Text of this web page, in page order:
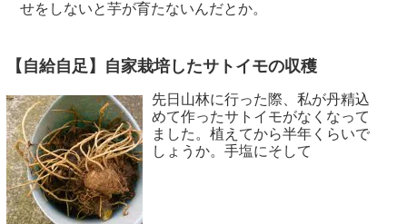
せをしないと芋が育たないんだとか。
【自給自足】自家栽培したサトイモの収穫
先日山林に行った際、私が丹精込
めて作ったサトイモがなくなって
ました。植えてから半年くらいで
しょうか。手塩にそして